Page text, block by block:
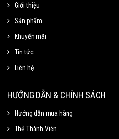
Giới thiệu
Sản phẩm
Khuyến mãi
Tin tức
Liên hệ
HƯỚNG DẪN & CHÍNH SÁCH
Hướng dẫn mua hàng
Thẻ Thành Viên
Mã Giảm Giá
trang thanh toán.